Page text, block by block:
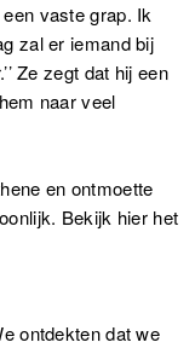
vaste grap. Ik
zal er iemand bij
Ze zegt dat hij een
naar veel
en ontmoette
Bekijk hier het
ontdekten dat we